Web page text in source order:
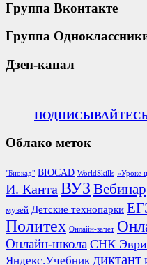
Группа Вконтакте
Группа
Дзен-канал
Облако меток
"Биокад" BIOCAD WorldSkills «Уроке
И. Канта ВУЗ Вебинар
музей Детские технопарки
Политех Онлайн-зачёт
Онлайн-школа СНК
Яндекс.Учебник диктант